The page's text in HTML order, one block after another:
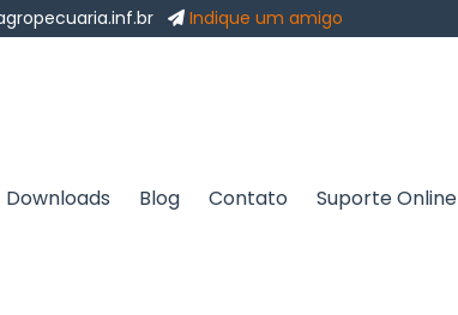
Indique um amigo
Downloads Blog Contato Suporte Online